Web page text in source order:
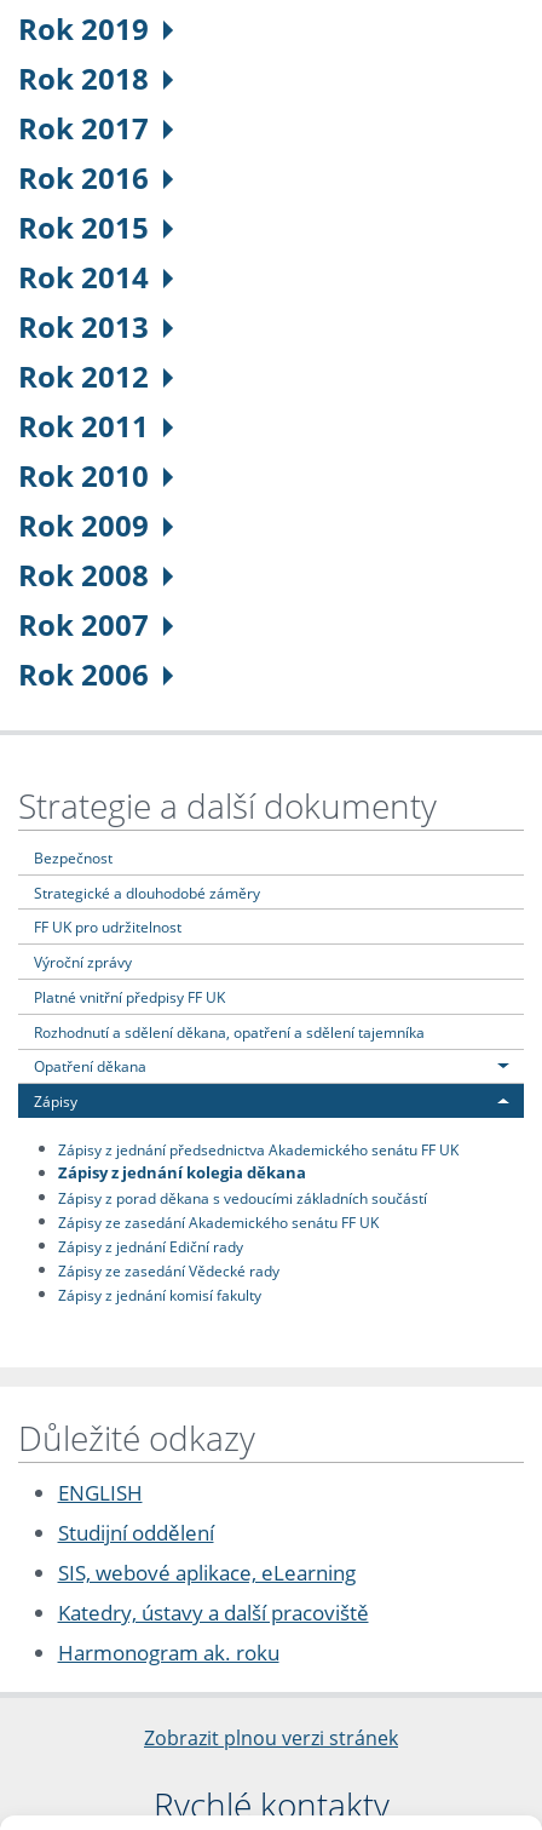
Rok 2019
Rok 2018
Rok 2017
Rok 2016
Rok 2015
Rok 2014
Rok 2013
Rok 2012
Rok 2011
Rok 2010
Rok 2009
Rok 2008
Rok 2007
Rok 2006
Strategie a další dokumenty
Bezpečnost
Strategické a dlouhodobé záměry
FF UK pro udržitelnost
Výroční zprávy
Platné vnitřní předpisy FF UK
Rozhodnutí a sdělení děkana, opatření a sdělení tajemníka
Opatření děkana
Zápisy
Zápisy z jednání předsednictva Akademického senátu FF UK
Zápisy z jednání kolegia děkana
Zápisy z porad děkana s vedoucími základních součástí
Zápisy ze zasedání Akademického senátu FF UK
Zápisy z jednání Ediční rady
Zápisy ze zasedání Vědecké rady
Zápisy z jednání komisí fakulty
Důležité odkazy
ENGLISH
Studijní oddělení
SIS, webové aplikace, eLearning
Katedry, ústavy a další pracoviště
Harmonogram ak. roku
Zobrazit plnou verzi stránek
Rychlé kontakty